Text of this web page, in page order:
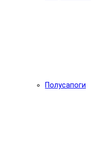
Полусапоги